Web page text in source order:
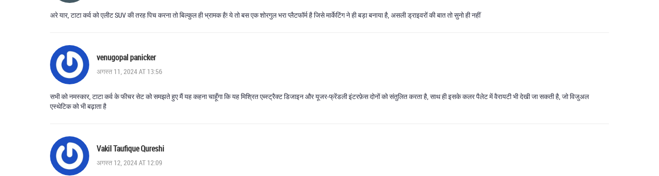
अरे यार, टाटा कर्व को एलीट SUV की तरह पिच करना तो बिल्कुल ही भ्रामक है! ये तो बस एक शोरगुल भरा प्लैटफॉर्म है जिसे मार्केटिंग ने ही बड़ा बनाया है, असली ड्राइवरों की बात तो सुनो ही नहीं
venugopal panicker
अगस्त 11, 2024 AT 13:56
सभी को नमस्कार, टाटा कर्व के फीचर सेट को समझते हुए मैं यह कहना चाहूँगा कि यह मिश्रित एब्स्ट्रैक्ट डिजाइन और यूजर‑फ्रेंडली इंटरफ़ेस दोनों को संतुलित करता है, साथ ही इसके कलर पैलेट में वैरायटी भी देखी जा सकती है, जो विजुअल
एस्थेटिक को भी बढ़ाता है
Vakil Taufique Qureshi
अगस्त 12, 2024 AT 12:09